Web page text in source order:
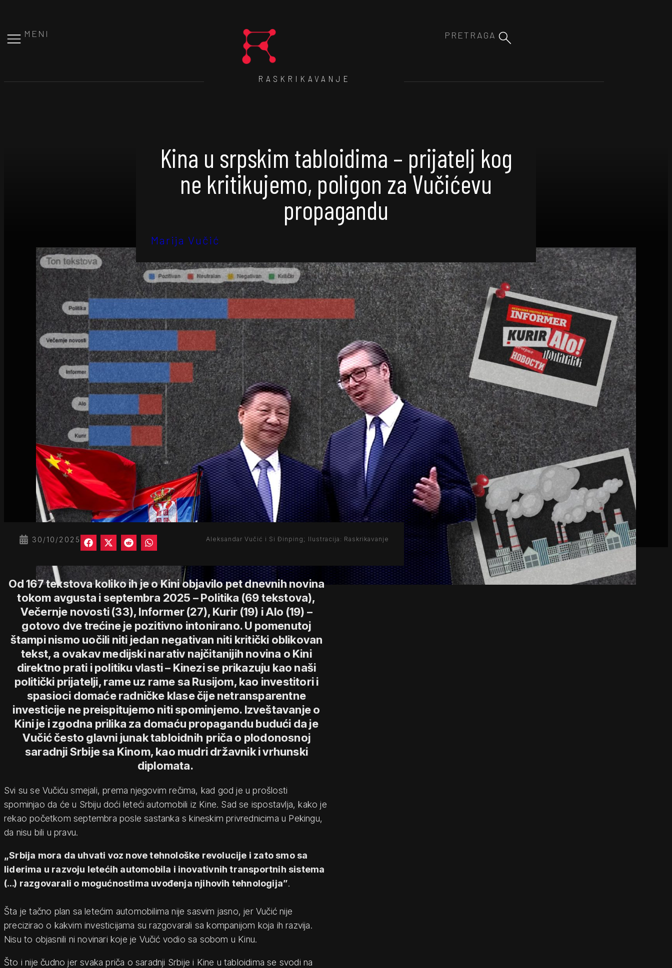
MENI
RASKRIKAVANJE
Kina u srpskim tabloidima – prijatelj kog
ne kritikujemo, poligon za Vučićevu
propagandu
Marija Vučić
30/10/2025 Aleksandar Vučić i Si Đinping; Ilustracija: Raskrikavanje
Od 167 tekstova koliko ih je o Kini objavilo pet dnevnih novina
tokom avgusta i septembra 2025 – Politika (69 tekstova),
Večernje novosti (33), Informer (27), Kurir (19) i Alo (19) –
gotovo dve trećine je pozitivno intonirano. U pomenutoj
štampi nismo uočili niti jedan negativan niti kritički oblikovan
tekst, a ovakav medijski narativ najčitanijih novina o Kini
direktno prati i politiku vlasti – Kinezi se prikazuju kao naši
politički prijatelji, rame uz rame sa Rusijom, kao investitori i
spasioci domaće radničke klase čije netransparentne
investicije ne preispitujemo niti spominjemo. Izveštavanje o
Kini je i zgodna prilika za domaću propagandu budući da je
Vučić često glavni junak tabloidnih priča o plodonosnoj
saradnji Srbije sa Kinom, kao mudri državnik i vrhunski
diplomata.
Svi su se Vučiću smejali, prema njegovim rečima, kad god je u prošlosti
spominjao da će u Srbiju doći leteći automobili iz Kine. Sad se ispostavlja, kako je
rekao početkom septembra posle sastanka s kineskim privrednicima u Pekingu,
da nisu bili u pravu.
„Srbija mora da uhvati voz nove tehnološke revolucije i zato smo sa
liderima u razvoju letećih automobila i inovativnih transportnih sistema
(…) razgovarali o mogućnostima uvođenja njihovih tehnologija”.
Šta je tačno plan sa letećim automobilima nije sasvim jasno, jer Vučić nije
precizirao o kakvim investicijama su razgovarali sa kompanijom koja ih razvija.
Nisu to objasnili ni novinari koje je Vučić vodio sa sobom u Kinu.
Što i nije čudno jer svaka priča o saradnji Srbije i Kine u tabloidima se svodi na